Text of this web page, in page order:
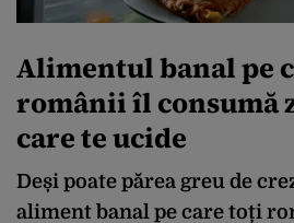
Alimentul banal pe
românii îl consumă
care te ucide
Deși poate părea greu de
aliment banal pe care toți